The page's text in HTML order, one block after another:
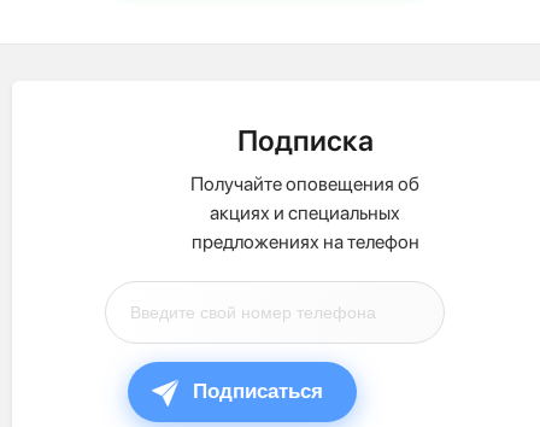
Подписка
Получайте оповещения об
акциях и специальных
предложениях на телефон
Подписаться